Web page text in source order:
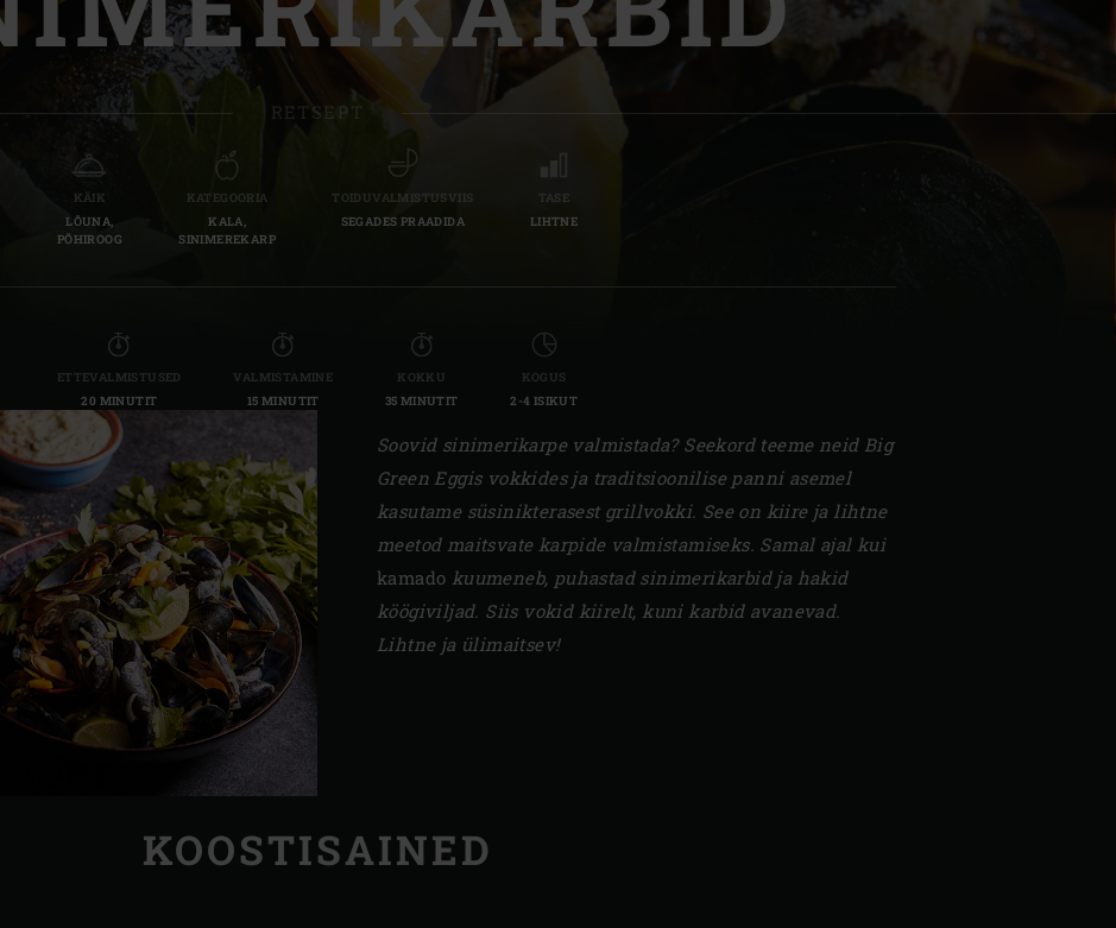
Slovenia | Slovenija
Spain | España
Switzerland (French) | Schweiz (Français)
Turkey | Türkiye
RETSEPT
KÄIK
LÕUNA,
PÕHIROOG
KATEGOORIA
KALA,
SINIMEREKARP
TOIDUVALMISTUSVIIS
SEGADES PRAADIDA
TASE
LIHTNE
ETTEVALMISTUSED
20 MINUTIT
VALMISTAMINE
15 MINUTIT
KOKKU
35 MINUTIT
KOGUS
2-4 ISIKUT
Soovid sinimerikarpe valmistada? Seekord teeme neid Big
Green Eggis vokkides ja traditsioonilise panni asemel
kasutame süsinikterasest grillvokki. See on kiire ja lihtne
meetod maitsvate karpide valmistamiseks. Samal ajal kui
kamado kuumeneb, puhastad sinimerikarbid ja hakid
köögiviljad. Siis vokid kiirelt, kuni karbid avanevad.
Lihtne ja ülimaitsev!
KOOSTISAINED